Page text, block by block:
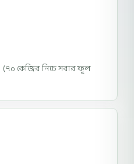
(৭০ কেজির নিচে সবার ফুল